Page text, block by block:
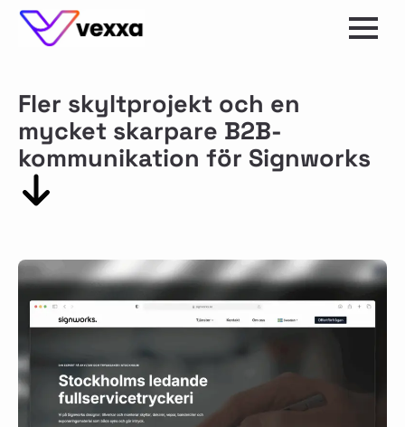
Fler skyltprojekt och en
mycket skarpare B2B-
kommunikation för Signworks